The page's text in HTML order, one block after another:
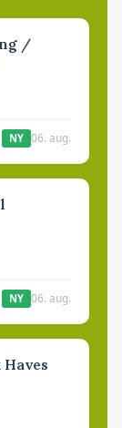
/
NY 06. aug.
NY 06. aug.